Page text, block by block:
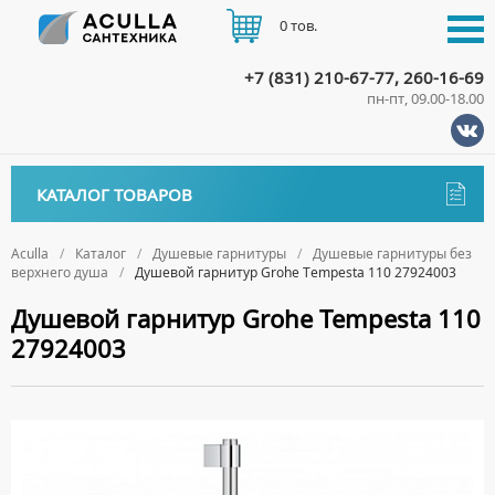
Aculla Каталог Душевые гарнитуры
Душевые гарнитуры без
верхнего душа
Душевой гарнитур Grohe Tempesta 110 27924003
Душевой гарнитур Grohe Tempesta 110
27924003
КАТАЛОГ ТОВАРОВ
ДЕРЖАТЕЛИ
ДИСПЕНСЕРЫ
ДОЗАТОРЫ ДЛЯ МЫЛА
Биде
НАПОЛЬНЫЕ БИДЕ
ПОДВЕСНЫЕ БИДЕ
КРЫШКИ ДЛЯ БИДЕ
Ванны
АКРИЛОВЫЕ ВАННЫ
Ванны комплектующие
ВОДОНАГРЕВАТЕЛИ КОМБИНИРОВАННОГО НАГРЕВА
+7 (831) 210-67-77, 260-16-69
пн-пт, 09.00-18.00
0 тов.
ДОСТАВКА
ОПЛАТА